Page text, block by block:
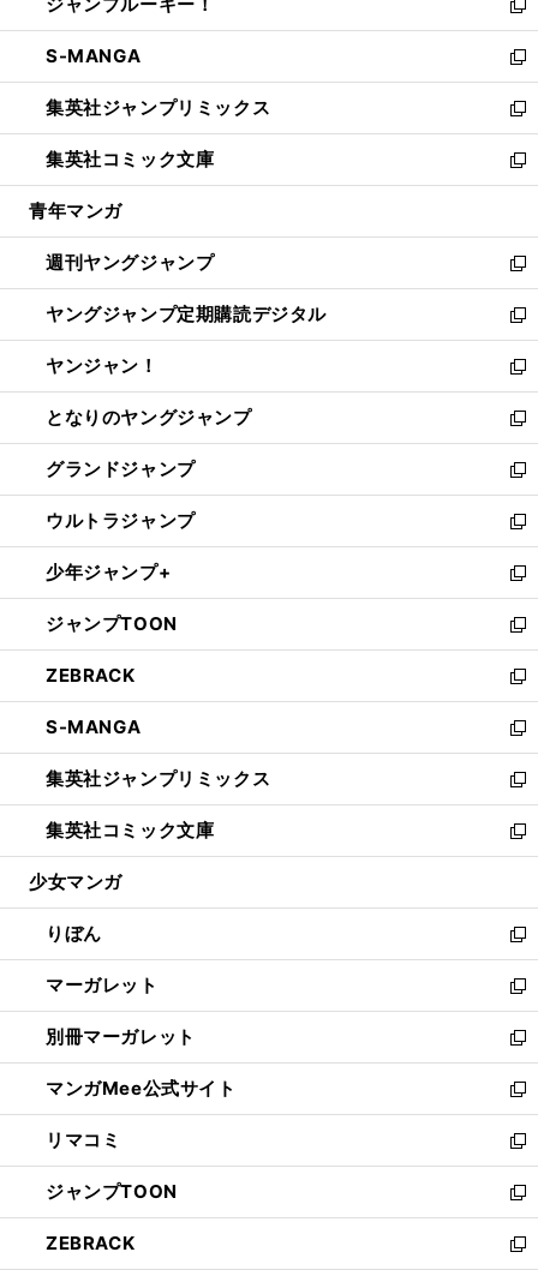
で
開
く
ド
ウ
で
開
く
ィ
ン
ド
ウ
で
開
く
い
ウ
ィ
ン
ド
ウ
で
開
新
し
い
ウ
ィ
ン
ド
ウ
開
く
S-MANGA
新
し
い
ウ
ィ
ン
ウ
で
開
く
集英社ジャンプリミックス
新
し
い
ウ
ン
ド
ウ
で
開
く
集英社コミック文庫
新
し
ウ
ィ
ン
ド
ウ
で
開
く
青年マンガ
週刊ヤングジャンプ
新
し
い
ウ
ィ
ン
ド
ウ
で
開
く
ヤングジャンプ定期購読デジタル
新
し
い
ウ
ィ
ン
ド
ウ
で
開
く
ヤンジャン！
新
し
い
ウ
ィ
ン
ド
ウ
で
開
く
となりのヤングジャンプ
新
し
い
ウ
ィ
ン
ド
ウ
で
開
く
グランドジャンプ
新
し
い
ウ
ィ
ン
ド
ウ
で
開
く
ウルトラジャンプ
新
し
い
ウ
ィ
ン
ド
ウ
で
開
く
少年ジャンプ+
新
し
い
ウ
ィ
ン
ド
ウ
で
開
く
ジャンプTOON
新
し
い
ウ
ィ
ン
ド
ウ
で
開
ZEBRACK
新
し
い
ウ
ィ
ン
ド
ウ
開
く
S-MANGA
新
し
い
ウ
ィ
ン
ウ
で
開
く
集英社ジャンプリミックス
新
し
い
ウ
ン
ド
ウ
で
開
く
集英社コミック文庫
新
し
ウ
ィ
ン
ド
ウ
で
開
く
少女マンガ
りぼん
新
し
い
ウ
ィ
ン
ド
ウ
で
開
く
マーガレット
新
し
い
ウ
ィ
ン
ド
ウ
で
開
く
別冊マーガレット
新
し
い
ウ
ィ
ン
ド
ウ
で
マンガMee公式サイト
新
し
い
ウ
ィ
ン
ド
リマコミ
新
し
い
ウ
ィ
ジャンプTOON
新
し
い
ZEBRACK
新